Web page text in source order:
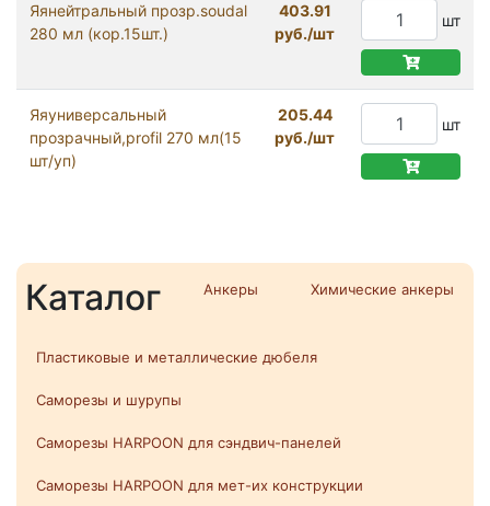
Каталог Анкеры Химические анкеры
Пластиковые и металлические дюбеля
Саморезы и шурупы
Саморезы HARPOON для сэндвич-панелей
Саморезы HARPOON для мет-их конструкции
Яянейтральный прозр.soudal
280 мл (кор.15шт.)
403.91
руб./шт
шт
Яяуниверсальный
прозрачный,profil 270 мл(15
шт/уп)
205.44
руб./шт
шт